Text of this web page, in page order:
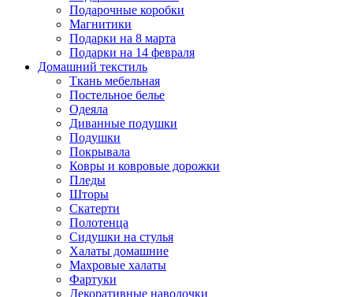
Подарочные коробки
Магнитики
Подарки на 8 марта
Подарки на 14 февраля
Домашний текстиль
Ткань мебельная
Постельное белье
Одеяла
Диванные подушки
Подушки
Покрывала
Ковры и ковровые дорожки
Пледы
Шторы
Скатерти
Полотенца
Сидушки на стулья
Халаты домашние
Махровые халаты
Фартуки
Декоративные наволочки